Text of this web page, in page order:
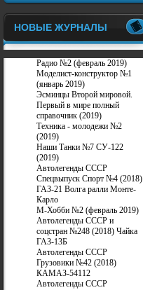
НОВЫЕ ЖУРНАЛЫ
Радио №2 (февраль 2019)
Моделист-конструктор №1
(январь 2019)
Эсминцы Второй мировой.
Первый в мире полный
справочник (2019)
Техника - молодежи №2
(2019)
Наши Танки №7 СУ-122
(2019)
Автолегенды СССР
Спецвыпуск Спорт №4 (2018)
ГАЗ-21 Волга ралли Монте-
Карло
М-Хобби №2 (февраль 2019)
Автолегенды СССР и
соцстран №248 (2018) Чайка
ГАЗ-13Б
Автолегенды СССР
Грузовики №42 (2018)
КАМАЗ-54112
Автолегенды СССР